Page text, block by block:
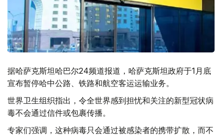
据哈萨克斯坦哈巴尔24频道报道，哈萨克斯坦政府于1月底
宣布暂停哈中公路、铁路和航空客运运输业务。
世界卫生组织指出，令全世界感到担忧和关注的新型冠状病
毒不会通过信件或包裹传播。
专家们强调，这种病毒只会通过被感染者的携带扩散，而不